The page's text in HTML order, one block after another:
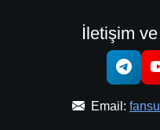
İletişim
Email: